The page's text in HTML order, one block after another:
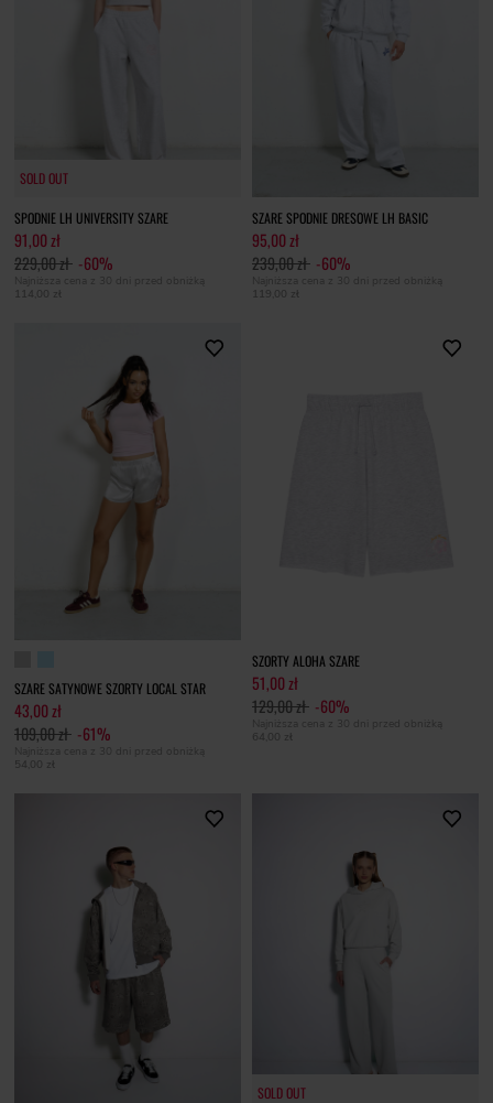
SOLD OUT
SOLD OUT
SPODNIE LH UNIVERSITY SZARE
91,00 zł
229,00 zł -60%
Najniższa cena z 30 dni przed obniżką
114,00 zł
SZARE SPODNIE DRESOWE LH BASIC
95,00 zł
239,00 zł -60%
Najniższa cena z 30 dni przed obniżką
119,00 zł
SZARE SATYNOWE SZORTY LOCAL STAR
43,00 zł
109,00 zł -61%
Najniższa cena z 30 dni przed obniżką
54,00 zł
SZORTY ALOHA SZARE
51,00 zł
129,00 zł -60%
Najniższa cena z 30 dni przed obniżką
64,00 zł
SOLD OUT
SOLD OUT